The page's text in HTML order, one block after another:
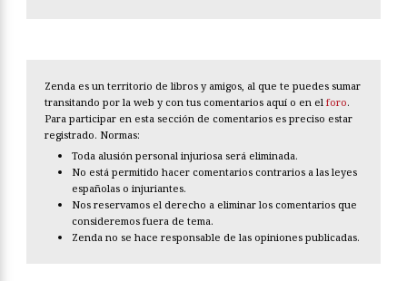
Zenda es un territorio de libros y amigos, al que te puedes sumar
transitando por la web y con tus comentarios aquí o en el foro.
Para participar en esta sección de comentarios es preciso estar
registrado. Normas:
Toda alusión personal injuriosa será eliminada.
No está permitido hacer comentarios contrarios a las leyes
españolas o injuriantes.
Nos reservamos el derecho a eliminar los comentarios que
consideremos fuera de tema.
Zenda no se hace responsable de las opiniones publicadas.